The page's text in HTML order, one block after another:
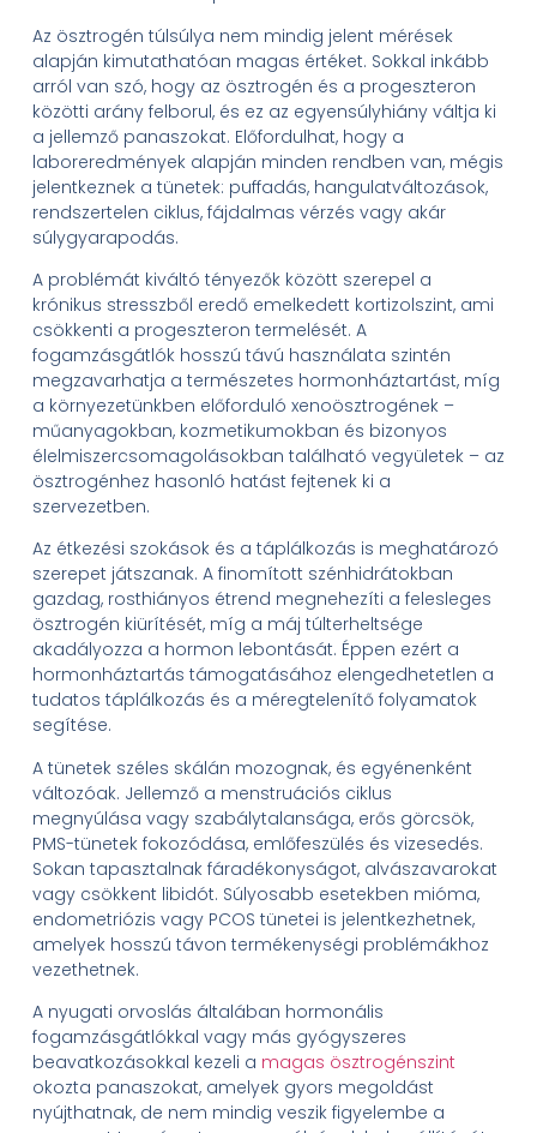
Az ösztrogén túlsúlya nem mindig jelent mérések
alapján kimutathatóan magas értéket. Sokkal inkább
arról van szó, hogy az ösztrogén és a progeszteron
közötti arány felborul, és ez az egyensúlyhiány váltja ki
a jellemző panaszokat. Előfordulhat, hogy a
laboreredmények alapján minden rendben van, mégis
jelentkeznek a tünetek: puffadás, hangulatváltozások,
rendszertelen ciklus, fájdalmas vérzés vagy akár
súlygyarapodás.
A problémát kiváltó tényezők között szerepel a
krónikus stresszből eredő emelkedett kortizolszint, ami
csökkenti a progeszteron termelését. A
fogamzásgátlók hosszú távú használata szintén
megzavarhatja a természetes hormonháztartást, míg
a környezetünkben előforduló xenoösztrogének –
műanyagokban, kozmetikumokban és bizonyos
élelmiszercsomagolásokban található vegyületek – az
ösztrogénhez hasonló hatást fejtenek ki a
szervezetben.
Az étkezési szokások és a táplálkozás is meghatározó
szerepet játszanak. A finomított szénhidrátokban
gazdag, rosthiányos étrend megnehezíti a felesleges
ösztrogén kiürítését, míg a máj túlterheltsége
akadályozza a hormon lebontását. Éppen ezért a
hormonháztartás támogatásához elengedhetetlen a
tudatos táplálkozás és a méregtelenítő folyamatok
segítése.
A tünetek széles skálán mozognak, és egyénenként
változóak. Jellemző a menstruációs ciklus
megnyúlása vagy szabálytalansága, erős görcsök,
PMS-tünetek fokozódása, emlőfeszülés és vizesedés.
Sokan tapasztalnak fáradékonyságot, alvászavarokat
vagy csökkent libidót. Súlyosabb esetekben mióma,
endometriózis vagy PCOS tünetei is jelentkezhetnek,
amelyek hosszú távon termékenységi problémákhoz
vezethetnek.
A nyugati orvoslás általában hormonális
fogamzásgátlókkal vagy más gyógyszeres
beavatkozásokkal kezeli a magas ösztrogénszint
okozta panaszokat, amelyek gyors megoldást
nyújthatnak, de nem mindig veszik figyelembe a